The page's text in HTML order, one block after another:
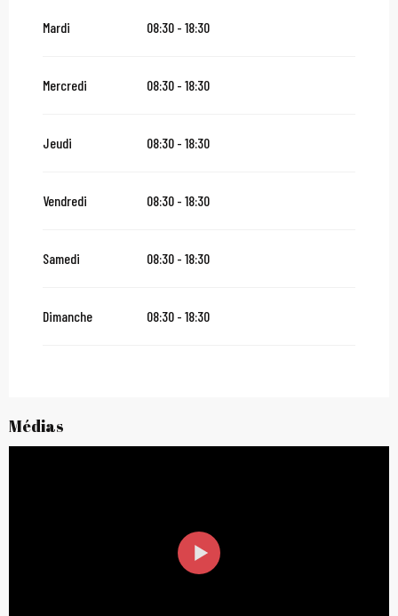
Mardi 08:30 - 18:30
Mercredi 08:30 - 18:30
Jeudi 08:30 - 18:30
Vendredi 08:30 - 18:30
Samedi 08:30 - 18:30
Dimanche 08:30 - 18:30
Médias